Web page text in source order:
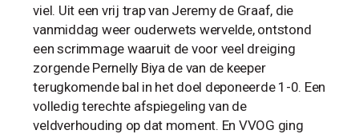
viel. Uit een vrij trap van Jeremy de Graaf, die
vanmiddag weer ouderwets wervelde, ontstond
een scrimmage waaruit de voor veel dreiging
zorgende Pernelly Biya de van de keeper
terugkomende bal in het doel deponeerde 1-0. Een
volledig terechte afspiegeling van de
veldverhouding op dat moment. En VVOG ging